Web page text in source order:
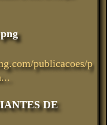
publicacoes/p
DE